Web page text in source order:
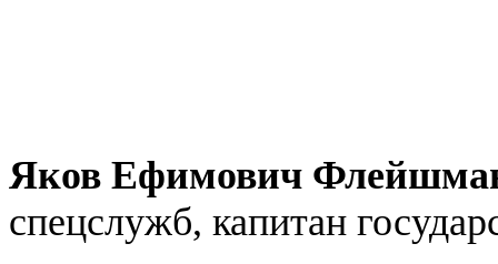
Яков Ефимович
спецслужб, капитан